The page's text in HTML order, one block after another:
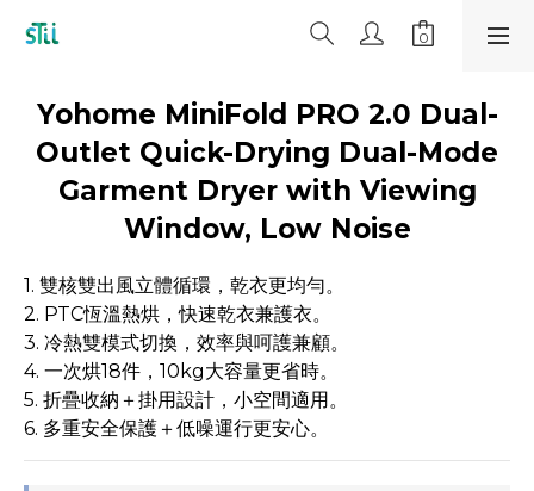
Yohome MiniFold PRO 2.0 Dual-
Outlet Quick-Drying Dual-Mode
Garment Dryer with Viewing
Window, Low Noise
1. 雙核雙出風立體循環，乾衣更均勻。
2. PTC恆溫熱烘，快速乾衣兼護衣。
3. 冷熱雙模式切換，效率與呵護兼顧。
4. 一次烘18件，10kg大容量更省時。
5. 折疊收納＋掛用設計，小空間適用。
6. 多重安全保護＋低噪運行更安心。